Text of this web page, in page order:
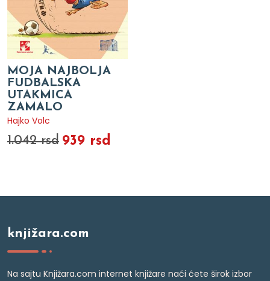
MOJA NAJBOLJA
FUDBALSKA
UTAKMICA
ZAMALO
Hajko Volc
1.042 rsd 939 rsd
knjižara.com
Na sajtu Knjižara.com internet knjižare naći ćete širok izbor